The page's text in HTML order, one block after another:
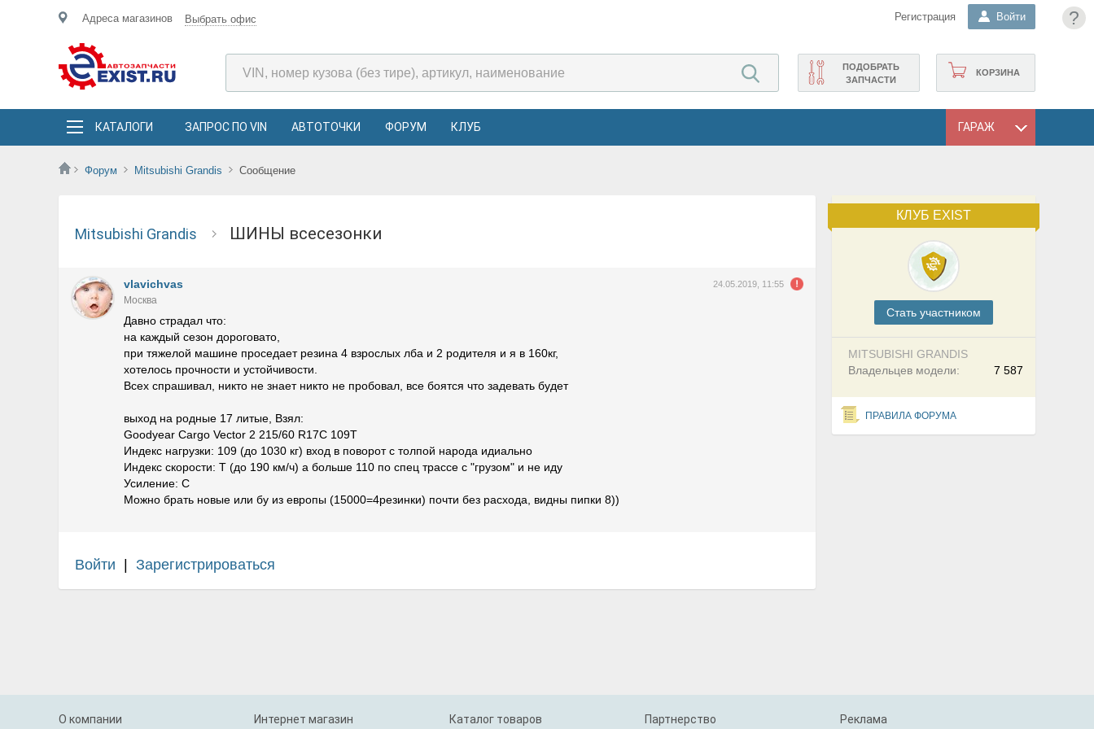
?
Адреса магазинов Выбрать офис Регистрация Войти
КОРЗИНА
ПОДОБРАТЬ
ЗАПЧАСТИ
КАТАЛОГИ ЗАПРОС ПО VIN АВТОТОЧКИ ФОРУМ КЛУБ ГАРАЖ
Форум Mitsubishi Grandis Сообщение
КЛУБ EXIST
Cтать участником
MITSUBISHI GRANDIS
7 587
Владельцев модели:
ПРАВИЛА ФОРУМА
Mitsubishi Grandis ШИНЫ всесезонки
vlavichvas 24.05.2019, 11:55
Москва
Давно страдал что:
на каждый сезон дороговато,
при тяжелой машине проседает резина 4 взрослых лба и 2 родителя и я в 160кг,
хотелось прочности и устойчивости.
Всех спрашивал, никто не знает никто не пробовал, все боятся что задевать будет
выход на родные 17 литые, Взял:
Goodyear Cargo Vector 2 215/60 R17C 109T
Индекс нагрузки: 109 (до 1030 кг) вход в поворот с толпой народа идиально
Индекс скорости: T (до 190 км/ч) а больше 110 по спец трассе с "грузом" и не иду
Усиление: C
Можно брать новые или бу из европы (15000=4резинки) почти без расхода, видны пипки 8))
Войти Зарегистрироваться
О компании Интернет магазин Каталог товаров Партнерство Реклама